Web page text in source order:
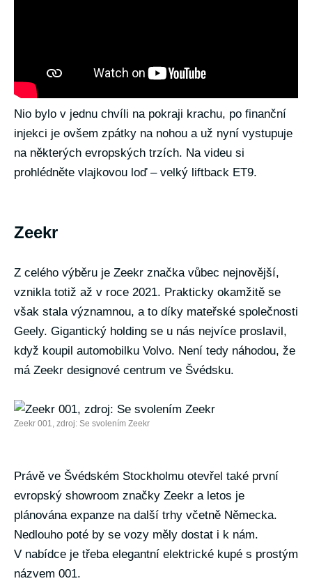
Nio bylo v jednu chvíli na pokraji krachu, po finanční
injekci je ovšem zpátky na nohou a už nyní vystupuje
na některých evropských trzích. Na videu si
prohlédněte vlajkovou loď – velký liftback ET9.
Zeekr
Z celého výběru je Zeekr značka vůbec nejnovější,
vznikla totiž až v roce 2021. Prakticky okamžitě se
však stala významnou, a to díky mateřské společnosti
Geely. Gigantický holding se u nás nejvíce proslavil,
když koupil automobilku Volvo. Není tedy náhodou, že
má Zeekr designové centrum ve Švédsku.
Zeekr 001, zdroj: Se svolením Zeekr
Právě ve Švédském Stockholmu otevřel také první
evropský showroom značky Zeekr a letos je
plánována expanze na další trhy včetně Německa.
Nedlouho poté by se vozy měly dostat i k nám.
V nabídce je třeba elegantní elektrické kupé s prostým
názvem 001.